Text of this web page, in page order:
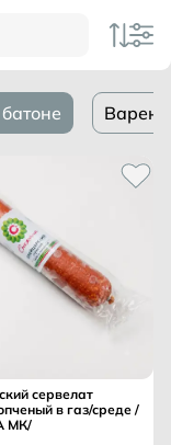
сервелат
газ/среде /
МК/